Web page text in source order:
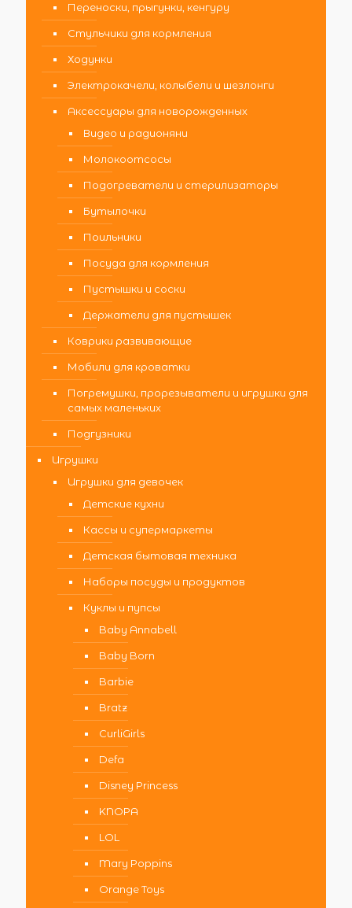
Переноски, прыгунки, кенгуру
Стульчики для кормления
Ходунки
Электрокачели, колыбели и шезлонги
Аксессуары для новорожденных
Видео и радионяни
Молокоотсосы
Подогреватели и стерилизаторы
Бутылочки
Поильники
Посуда для кормления
Пустышки и соски
Держатели для пустышек
Коврики развивающие
Мобили для кроватки
Погремушки, прорезыватели и игрушки для
самых маленьких
Подгузники
Игрушки
Игрушки для девочек
Детские кухни
Кассы и супермаркеты
Детская бытовая техника
Наборы посуды и продуктов
Куклы и пупсы
Baby Annabell
Baby Born
Barbie
Bratz
CurliGirls
Defa
Disney Princess
KNOPA
LOL
Mary Poppins
Orange Toys